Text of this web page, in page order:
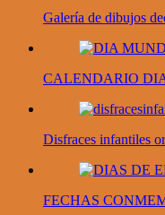
Galería de dibujos
CALENDARIO
Disfraces infantiles
FECHAS